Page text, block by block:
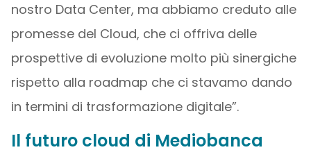
nostro Data Center, ma abbiamo creduto alle
promesse del Cloud, che ci offriva delle
prospettive di evoluzione molto più sinergiche
rispetto alla roadmap che ci stavamo dando
in termini di trasformazione digitale”.
Il futuro cloud di Mediobanca